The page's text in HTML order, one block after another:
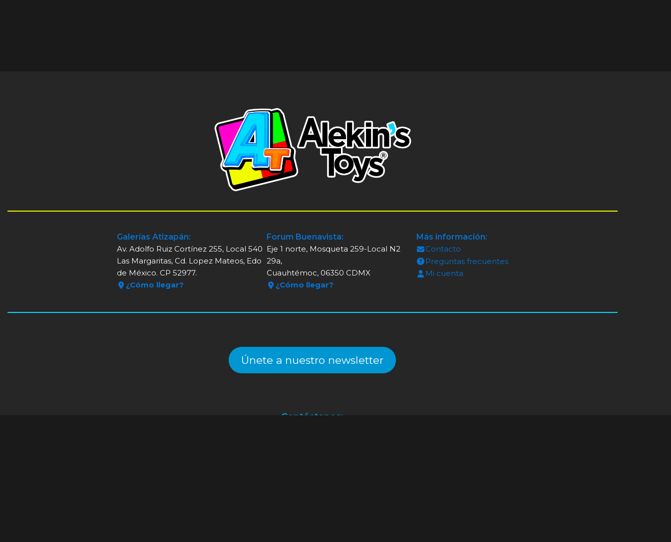
Galerías Atizapán:
Av. Adolfo Ruiz Cortínez 255, Local 540
Las Margaritas, Cd. Lopez Mateos, Edo
de México. CP 52977.
¿Cómo llegar?
Forum Buenavista:
Eje 1 norte, Mosqueta 259-Local N2
29a,
Cuauhtémoc, 06350 CDMX
¿Cómo llegar?
Más información:
Contacto
Preguntas frecuentes
Mi cuenta
Únete a nuestro newsletter
Contáctanos: